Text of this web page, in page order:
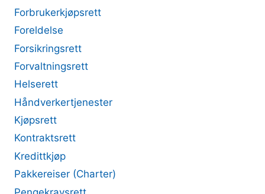
Forbrukerkjøpsrett
Foreldelse
Forsikringsrett
Forvaltningsrett
Helserett
Håndverkertjenester
Kjøpsrett
Kontraktsrett
Kredittkjøp
Pakkereiser (Charter)